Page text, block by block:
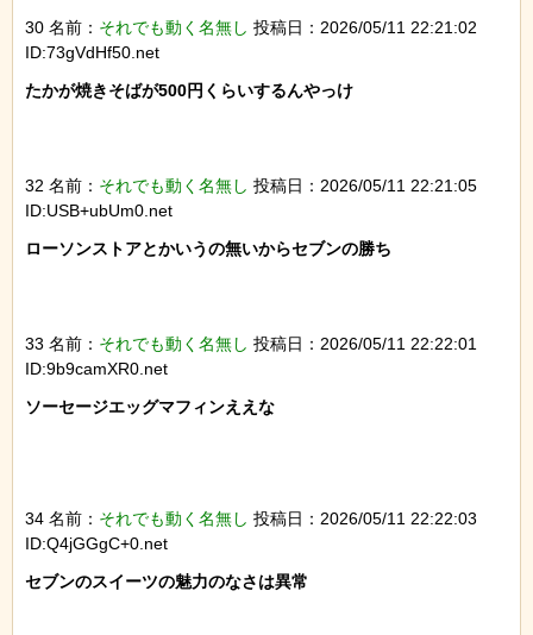
30 名前： それでも動く名無し 投稿日：2026/05/11 22:21:02
ID:73gVdHf50.net
たかが焼きそばが500円くらいするんやっけ
32 名前： それでも動く名無し 投稿日：2026/05/11 22:21:05
ID:USB+ubUm0.net
ローソンストアとかいうの無いからセブンの勝ち
33 名前： それでも動く名無し 投稿日：2026/05/11 22:22:01
ID:9b9camXR0.net
ソーセージエッグマフィンええな
34 名前： それでも動く名無し 投稿日：2026/05/11 22:22:03
ID:Q4jGGgC+0.net
セブンのスイーツの魅力のなさは異常